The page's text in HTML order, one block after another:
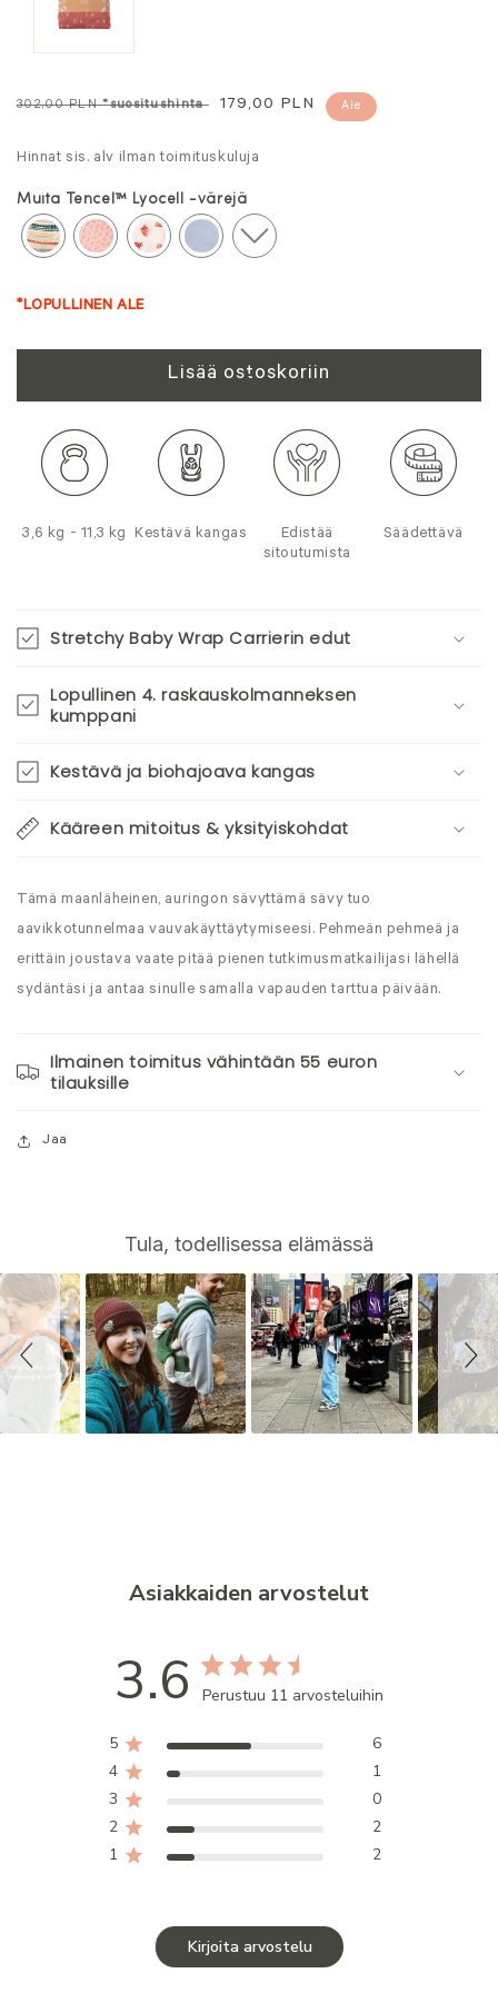
Normaalihinta
302,00 PLN*suositushinta Tarjoushinta
179,00 PLN Ale
Hinnat sis. alv ilman toimituskuluja
Muita Tencel™ Lyocell -värejä
*LOPULLINEN ALE
Lisää ostoskoriin
3,6 kg - 11,3 kg Kestävä kangas
Edistää
sitoutumista
Säädettävä
Stretchy Baby Wrap Carrierin edut
Lopullinen 4. raskauskolmanneksen
kumppani
Kestävä ja biohajoava kangas
Kääreen mitoitus & yksityiskohdat
Tämä maanläheinen, auringon sävyttämä sävy tuo
aavikkotunnelmaa vauvakäyttäytymiseesi. Pehmeän pehmeä ja
erittäin joustava vaate pitää pienen tutkimusmatkailijasi lähellä
sydäntäsi ja antaa sinulle samalla vapauden tarttua päivään.
Ilmainen toimitus vähintään 55 euron
tilauksille
Jaa
i
d
e
s
h
o
Tula, todellisessa elämässä
Asiakkaiden arvostelut
3.6 Perustuu 11 arvosteluihin
5
6
4
1
3
0
2
2
1
2
Kirjoita arvostelu